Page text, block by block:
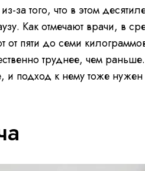
того, что в этом
Как отмечают врачи, в
от пяти до семи
труднее, чем
и подход к нему тоже